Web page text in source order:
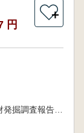
円
＋
安城市埋蔵文化財発掘調査報告書3